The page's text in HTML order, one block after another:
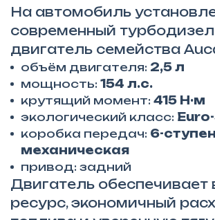
На автомобиль
современный
двигатель семейства
объём двигателя: 2,5 л
мощность: 154 л.с.
крутящий момент: 415 Н·м
экологический класс:
коробка передач: 6-
механическая
привод: задний
Двигатель обеспечивает
ресурс, экономичный